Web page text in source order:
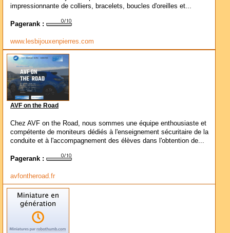
impressionnante de colliers, bracelets, boucles d'oreilles et...
Pagerank :
www.lesbijouxenpierres.com
AVF on the Road
Chez AVF on the Road, nous sommes une équipe enthousiaste et
compétente de moniteurs dédiés à l'enseignement sécuritaire de la
conduite et à l'accompagnement des élèves dans l'obtention de...
Pagerank :
avfontheroad.fr